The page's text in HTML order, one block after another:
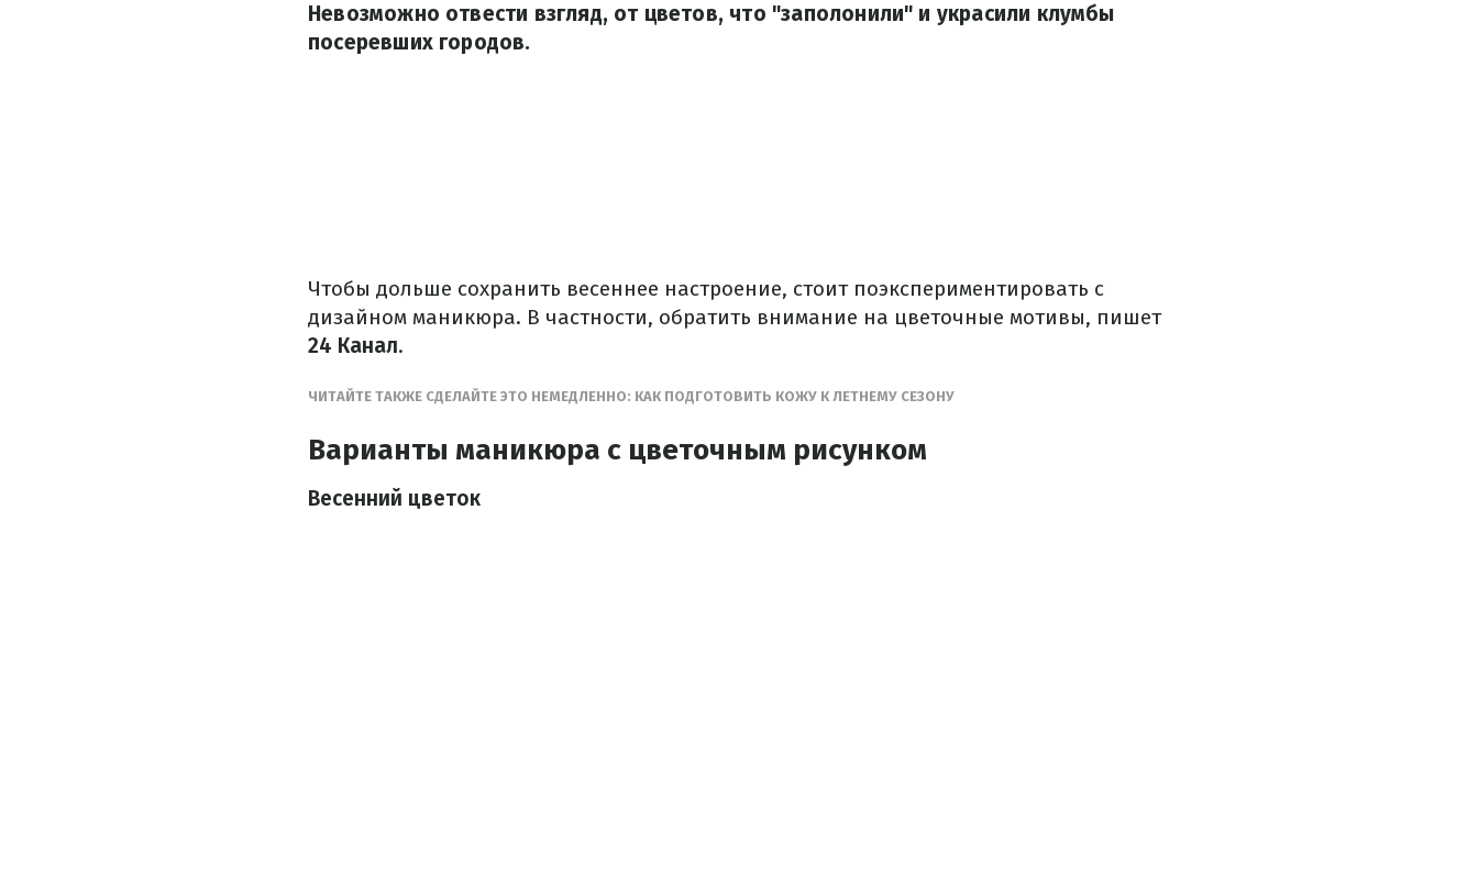
Невозможно отвести взгляд, от цветов, что "заполонили" и украсили клумбы
посеревших городов.
Чтобы дольше сохранить весеннее настроение, стоит поэкспериментировать с
дизайном маникюра. В частности, обратить внимание на цветочные мотивы, пишет
24 Канал.
ЧИТАЙТЕ ТАКЖЕ СДЕЛАЙТЕ ЭТО НЕМЕДЛЕННО: КАК ПОДГОТОВИТЬ КОЖУ К ЛЕТНЕМУ СЕЗОНУ
Варианты маникюра с цветочным рисунком
Весенний цветок